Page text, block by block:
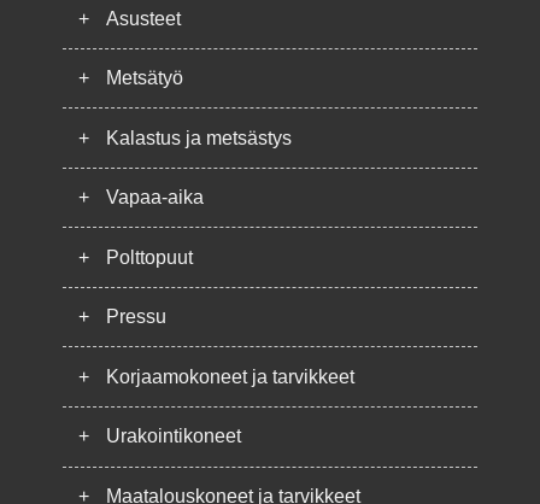
+ Asusteet
+ Metsätyö
+ Kalastus ja metsästys
+ Vapaa-aika
+ Polttopuut
+ Pressu
+ Korjaamokoneet ja tarvikkeet
+ Urakointikoneet
+ Maatalouskoneet ja tarvikkeet